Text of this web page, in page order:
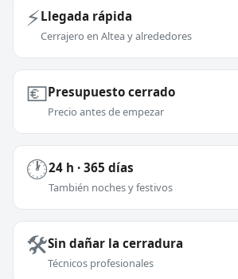
⚡Llegada rápida
Cerrajero en Altea y alrededores
💶Presupuesto cerrado
Precio antes de empezar
🕐24 h · 365 días
También noches y festivos
🛠️Sin dañar la cerradura
Técnicos profesionales